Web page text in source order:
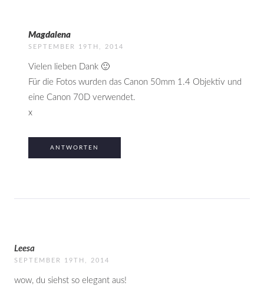
Magdalena
SEPTEMBER 19TH, 2014
Vielen lieben Dank 🙂
Für die Fotos wurden das Canon 50mm 1.4 Objektiv und
eine Canon 70D verwendet.
x
ANTWORTEN
Leesa
SEPTEMBER 19TH, 2014
wow, du siehst so elegant aus!